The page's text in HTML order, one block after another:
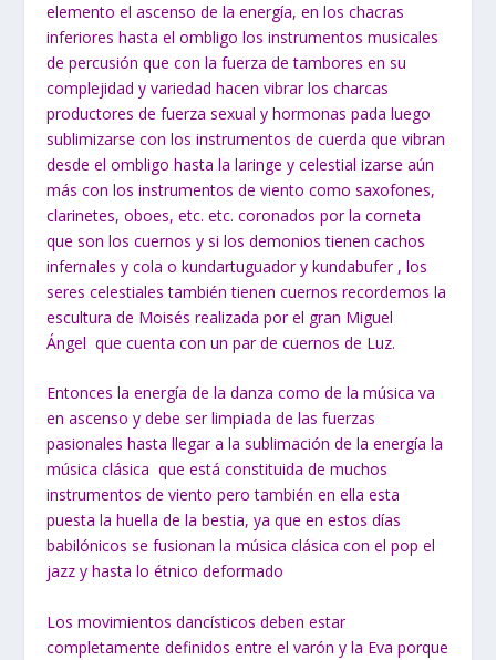
elemento el ascenso de la energía, en los chacras
inferiores hasta el ombligo los instrumentos musicales
de percusión que con la fuerza de tambores en su
complejidad y variedad hacen vibrar los charcas
productores de fuerza sexual y hormonas pada luego
sublimizarse con los instrumentos de cuerda que vibran
desde el ombligo hasta la laringe y celestial izarse aún
más con los instrumentos de viento como saxofones,
clarinetes, oboes, etc. etc. coronados por la corneta
que son los cuernos y si los demonios tienen cachos
infernales y cola o kundartuguador y kundabufer , los
seres celestiales también tienen cuernos recordemos la
escultura de Moisés realizada por el gran Miguel
Ángel que cuenta con un par de cuernos de Luz.
Entonces la energía de la danza como de la música va
en ascenso y debe ser limpiada de las fuerzas
pasionales hasta llegar a la sublimación de la energía la
música clásica que está constituida de muchos
instrumentos de viento pero también en ella esta
puesta la huella de la bestia, ya que en estos días
babilónicos se fusionan la música clásica con el pop el
jazz y hasta lo étnico deformado
Los movimientos dancísticos deben estar
completamente definidos entre el varón y la Eva porque